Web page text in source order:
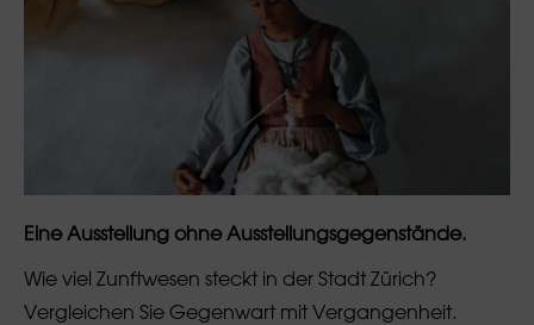
Eine Ausstellung ohne Ausstellungsgegenstände.
Wie viel Zunftwesen steckt in der Stadt Zürich?
Vergleichen Sie Gegenwart mit Vergangenheit.